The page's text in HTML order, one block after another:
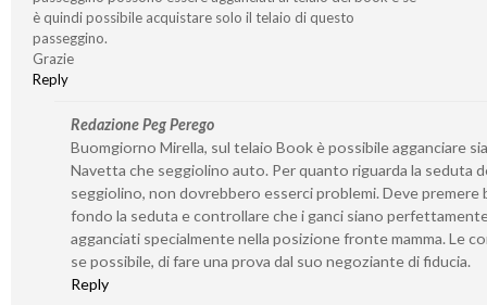
è quindi possibile acquistare solo il telaio di questo
passeggino.
Grazie
Reply
Redazione Peg Perego
Buomgiorno Mirella, sul telaio Book è possibile agganciare sia
Navetta che seggiolino auto. Per quanto riguarda la seduta
seggiolino, non dovrebbero esserci problemi. Deve premere
fondo la seduta e controllare che i ganci siano
agganciati specialmente nella posizione fronte mamma. Le
se possibile, di fare una prova dal suo negoziante di fiducia.
Reply